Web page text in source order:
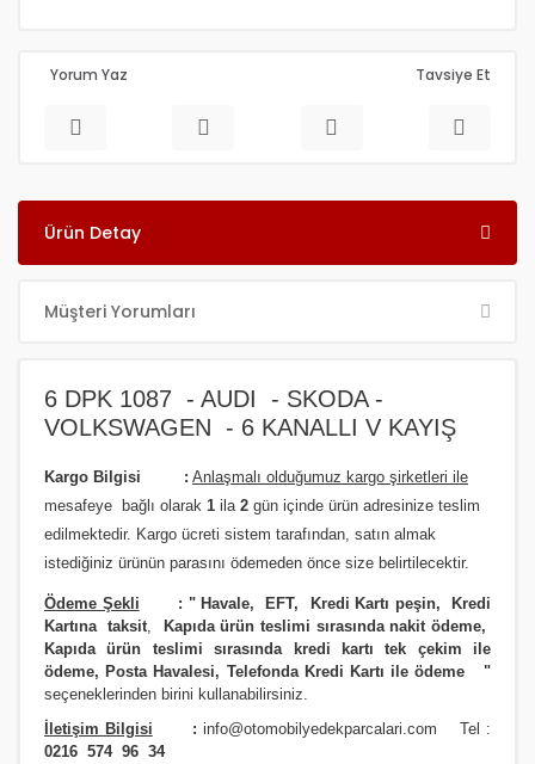
Yorum Yaz Tavsiye Et
Ürün Detay
Müşteri Yorumları
6 DPK 1087 - AUDI - SKODA -
VOLKSWAGEN - 6 KANALLI V KAYIŞ
Kargo Bilgisi : Anlaşmalı olduğumuz kargo şirketleri ile
mesafeye bağlı olarak 1 ila 2 gün içinde ürün adresinize teslim
edilmektedir. Kargo ücreti sistem tarafından, satın almak
istediğiniz ürünün parasını ödemeden önce size belirtilecektir.
Ödeme Şekli : " Havale, EFT, Kredi Kartı peşin,
Kredi
Kartına taksit,
Kapıda ürün teslimi sırasında nakit ödeme,
Kapıda ürün teslimi sırasında kredi kartı tek çekim ile
ödeme, Posta Havalesi, Telefonda Kredi Kartı ile ödeme
"
seçeneklerinden birini kullanabilirsiniz.
İletişim Bilgisi : info@otomobilyedekparcalari.com Tel :
0216 574 96 34